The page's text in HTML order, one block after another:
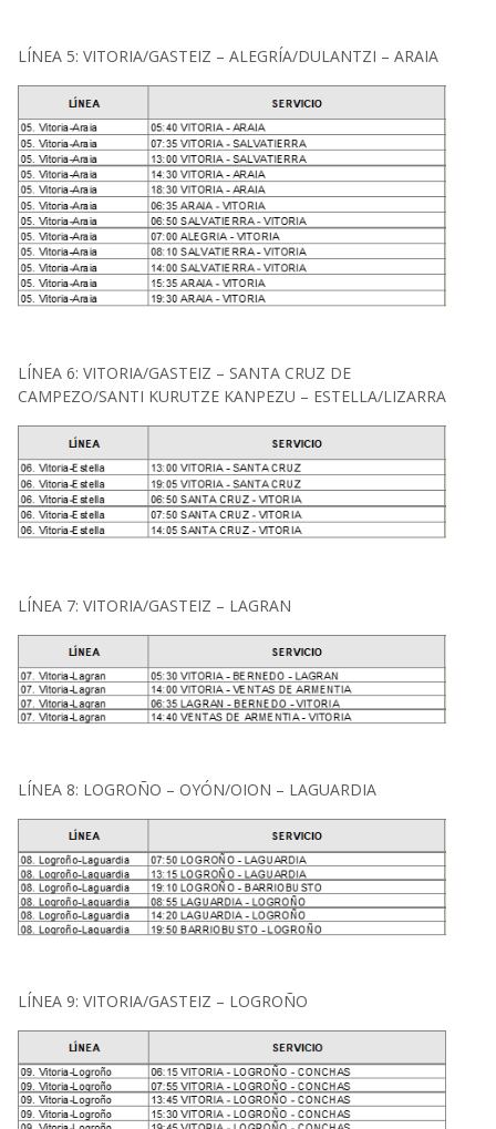
LÍNEA 5: VITORIA/GASTEIZ – ALEGRÍA/DULANTZI – ARAIA
LÍNEA 6: VITORIA/GASTEIZ – SANTA CRUZ DE
CAMPEZO/SANTI KURUTZE KANPEZU – ESTELLA/LIZARRA
LÍNEA 7: VITORIA/GASTEIZ – LAGRAN
LÍNEA 8: LOGROÑO – OYÓN/OION – LAGUARDIA
LÍNEA 9: VITORIA/GASTEIZ – LOGROÑO